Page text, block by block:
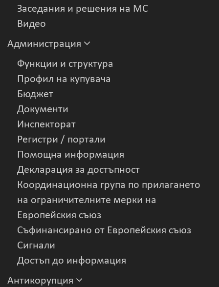
Заседания и решения на МС
Видеo
Администрация
Функции и структура
Профил на купувача
Бюджет
Документи
Инспекторат
Регистри / портали
Помощна информация
Декларация за достъпност
Координационна група по прилагането
на ограничителните мерки на
Европейския съюз
Съфинансирано от Европейския съюз
Сигнали
Достъп до информация
Антикорупция